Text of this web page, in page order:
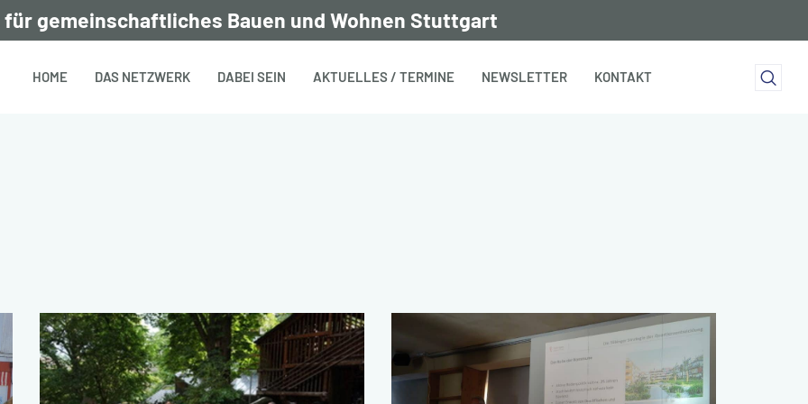
gemeinschaftliches Bauen und Wohnen Stuttgart
HOME DAS NETZWERK DABEI SEIN AKTUELLES / TERMINE NEWSLETTER KONTAKT